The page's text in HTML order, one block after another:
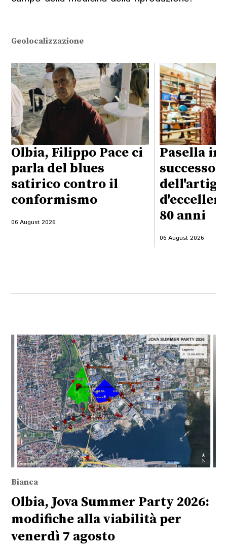
Geolocalizzazione
Olbia, Filippo Pace ci
parla del blues
satirico contro il
conformismo
06 August 2026
Pasella in
successo
80 anni
06 August 2026
Bianca
Olbia, Jova Summer Party 2026:
modifiche alla viabilità per
venerdì 7 agosto